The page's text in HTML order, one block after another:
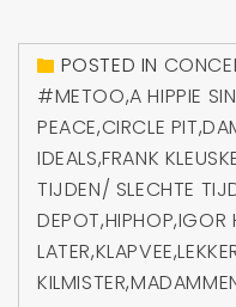
POSTED IN
#METOO,A HIPPIE
PEACE,CIRCLE PIT,
IDEALS,FRANK
TIJDEN/ SLECHTE
DEPOT,HIPHOP,IGOR
LATER,KLAPVEE,
KILMISTER,